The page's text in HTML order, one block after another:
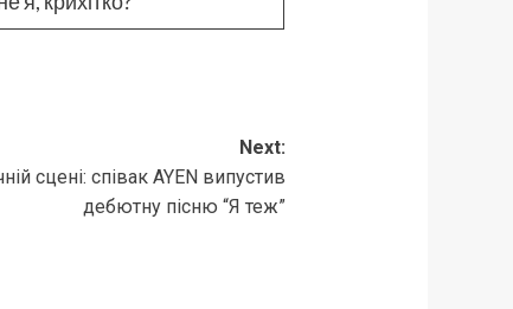
Next:
сцені: співак AYEN випустив
дебютну пісню “Я теж”